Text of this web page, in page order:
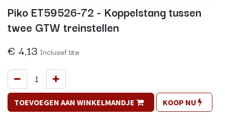
Piko ET59526-72 - Koppelstang tussen
twee GTW treinstellen
€ 4,13 Inclusief btw
TOEVOEGEN AAN WINKELMANDJE KOOP NU